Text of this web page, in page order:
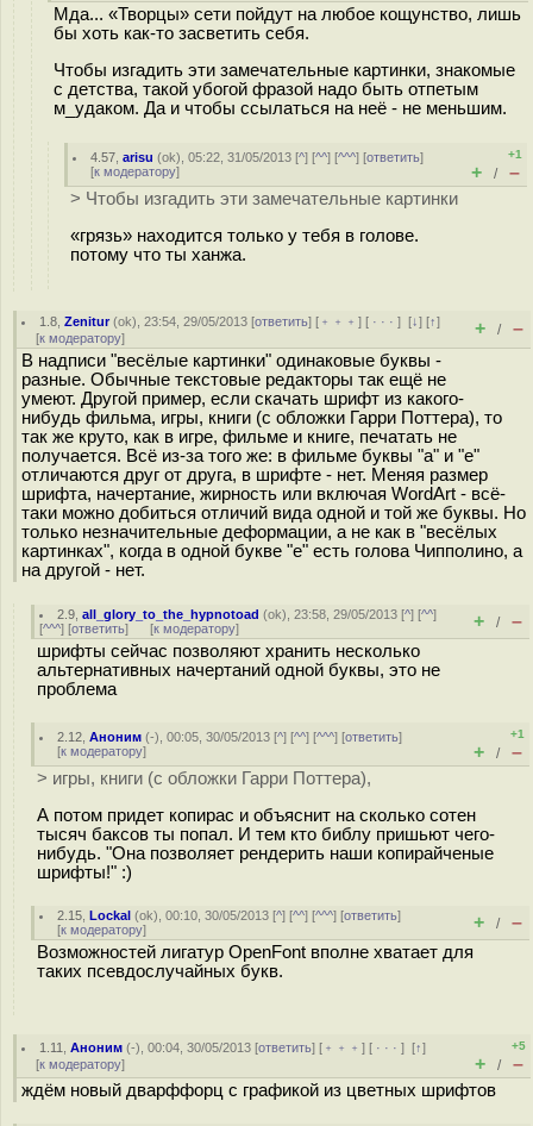
Мда... «Творцы» сети пойдут на любое кощунство, лишь
бы хоть как-то засветить себя.
Чтобы изгадить эти замечательные картинки, знакомые
с детства, такой убогой фразой надо быть отпетым
м_удаком. Да и чтобы ссылаться на неё - не меньшим.
4.57 ,arisu (ok), 05:22, 31/05/2013 [^] [^^] [^^^] [ответить]
[к модератору]
+1
+ / –
> Чтобы изгадить эти замечательные картинки
«грязь» находится только у тебя в голове.
потому что ты ханжа.
1.8 ,Zenitur(ok), 23:54, 29/05/2013 [ответить] [ ﹢﹢﹢] [ · · ·][↓] [↑]
[к модератору] + / –
В надписи "весёлые картинки" одинаковые буквы -
разные. Обычные текстовые редакторы так ещё не
умеют. Другой пример, если скачать шрифт из какого-
нибудь фильма, игры, книги (с обложки Гарри Поттера), то
так же круто, как в игре, фильме и книге, печатать не
получается. Всё из-за того же: в фильме буквы "а" и "е"
отличаются друг от друга, в шрифте - нет. Меняя размер
шрифта, начертание, жирность или включая WordArt - всё-
таки можно добиться отличий вида одной и той же буквы. Но
только незначительные деформации, а не как в "весёлых
картинках", когда в одной букве "е" есть голова Чипполино, а
на другой - нет.
2.9 ,all_glory_to_the_hypnotoad (ok), 23:58, 29/05/2013 [^] [^^]
[^^^] [ответить] [к модератору] + / –
шрифты сейчас позволяют хранить несколько
альтернативных начертаний одной буквы, это не
проблема
2.12 ,Аноним (-), 00:05, 30/05/2013 [^] [^^] [^^^] [ответить]
[к модератору]
+1
+ / –
> игры, книги (с обложки Гарри Поттера),
А потом придет копирас и объяснит на сколько сотен
тысяч баксов ты попал. И тем кто библу пришьют чего-
нибудь. "Она позволяет рендерить наши копирайченые
шрифты!" :)
2.15 ,Lockal (ok), 00:10, 30/05/2013 [^] [^^] [^^^] [ответить]
[к модератору] + / –
Возможностей лигатур OpenFont вполне хватает для
таких псевдослучайных букв.
1.11 ,Аноним (-), 00:04, 30/05/2013 [ответить] [ ﹢﹢﹢] [ · · ·][↑]
[к модератору]
+5
+ / –
ждём новый дварффорц с графикой из цветных шрифтов